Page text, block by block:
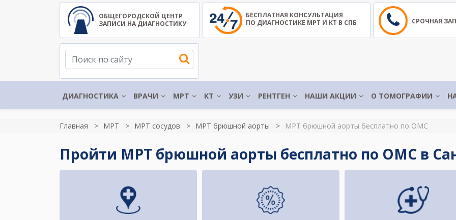
ОБЩЕГОРОДСКОЙ ЦЕНТР
ЗАПИСИ НА ДИАГНОСТИКУ
БЕСПЛАТНАЯ КОНСУЛЬТАЦИЯ
ПО ДИАГНОСТИКЕ МРТ И КТ В СПБ
СРОЧНАЯ
ДИАГНОСТИКА ВРАЧИ МРТ КТ УЗИ РЕНТГЕН НАШИ АКЦИИ О ТОМОГРАФИИ
Главная МРТ МРТ сосудов МРТ брюшной аорты МРТ брюшной аорты бесплатно по ОМС
Пройти МРТ брюшной аорты бесплатно по ОМС в